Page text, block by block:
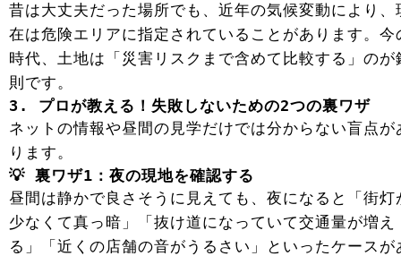
昔は大丈夫だった場所でも、近年の気候変動により、
在は危険エリアに指定されていることがあります。今
時代、土地は「災害リスクまで含めて比較する」のが
則です。
3. プロが教える！失敗しないための2つの裏ワザ
ネットの情報や昼間の見学だけでは分からない盲点が
ります。
💡 裏ワザ1：夜の現地を確認する
昼間は静かで良さそうに見えても、夜になると「街灯
少なくて真っ暗」「抜け道になっていて交通量が増え
る」「近くの店舗の音がうるさい」といったケースが